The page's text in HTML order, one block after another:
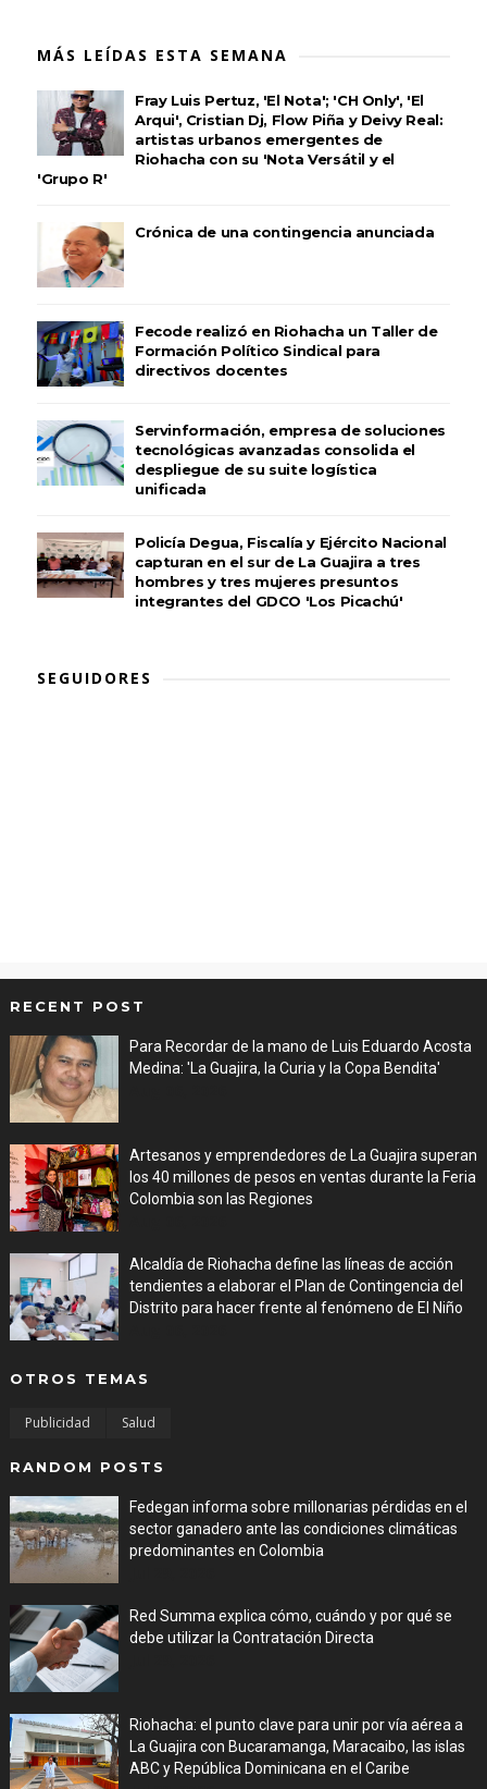
MÁS LEÍDAS ESTA SEMANA
Fray Luis Pertuz, 'El Nota'; 'CH Only', 'El
Arqui', Cristian Dj, Flow Piña y Deivy Real:
artistas urbanos emergentes de
Riohacha con su 'Nota Versátil y el
'Grupo R'
Crónica de una contingencia anunciada
Fecode realizó en Riohacha un Taller de
Formación Político Sindical para
directivos docentes
Servinformación, empresa de soluciones
tecnológicas avanzadas consolida el
despliegue de su suite logística
unificada
Policía Degua, Fiscalía y Ejército Nacional
capturan en el sur de La Guajira a tres
hombres y tres mujeres presuntos
integrantes del GDCO 'Los Picachú'
SEGUIDORES
RECENT POST
Para Recordar de la mano de Luis Eduardo Acosta
Medina: 'La Guajira, la Curia y la Copa Bendita'
Artesanos y emprendedores de La Guajira superan
los 40 millones de pesos en ventas durante la Feria
Colombia son las Regiones
Alcaldía de Riohacha define las líneas de acción
tendientes a elaborar el Plan de Contingencia del
Distrito para hacer frente al fenómeno de El Niño
OTROS TEMAS
Publicidad Salud
RANDOM POSTS
Fedegan informa sobre millonarias pérdidas en el
sector ganadero ante las condiciones climáticas
predominantes en Colombia
Red Summa explica cómo, cuándo y por qué se
debe utilizar la Contratación Directa
Riohacha: el punto clave para unir por vía aérea a
La Guajira con Bucaramanga, Maracaibo, las islas
ABC y República Dominicana en el Caribe